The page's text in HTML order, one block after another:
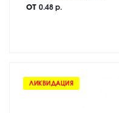
от 0.48 р.
ЛИКВИДАЦИЯ